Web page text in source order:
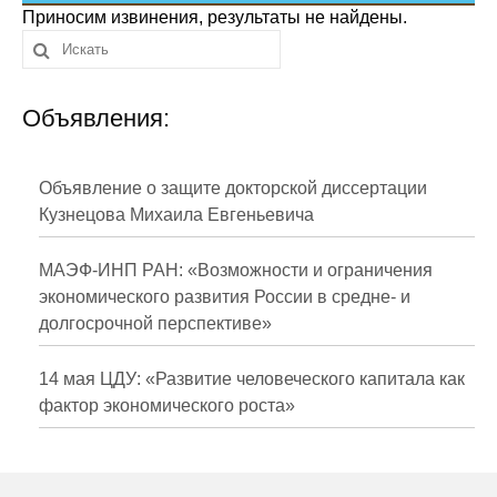
Сотрудники
Отчетность
Противодействие коррупции
Публикации
Научная жизнь
Издания
Проблемы прогнозирования
О журнале
Приносим извинения, результаты не найдены.
Объявления:
Объявление о защите докторской диссертации
Кузнецова Михаила Евгеньевича
МАЭФ-ИНП РАН: «Возможности и ограничения
экономического развития России в средне- и
долгосрочной перспективе»
14 мая ЦДУ: «Развитие человеческого капитала как
фактор экономического роста»